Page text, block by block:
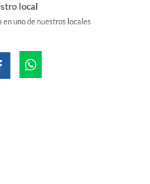
local
en uno de nuestros locales